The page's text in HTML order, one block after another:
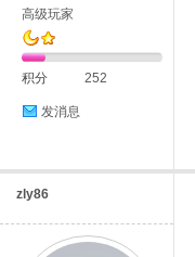
高级玩家
积分 252
发消息
zly86